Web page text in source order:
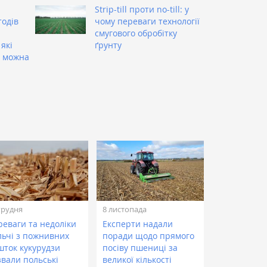
можна
Strip-till проти no-till: у
чому переваги технології
смугового обробітку
ґрунту
та недоліки
з пожнивних
кукурудзи
польські
8 листопада
Експерти надали
поради щодо прямого
посіву пшениці за
великої кількості